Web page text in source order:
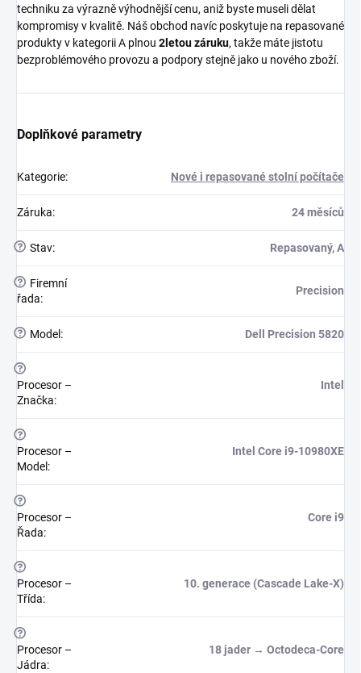
techniku za výrazně výhodnější cenu, aniž byste museli dělat
kompromisy v kvalitě. Náš obchod navíc poskytuje na repasované
produkty v kategorii A plnou 2letou záruku, takže máte jistotu
bezproblémového provozu a podpory stejně jako u nového zboží.
Doplňkové parametry
Kategorie: Nové i repasované stolní počítače
Záruka: 24 měsíců
? Stav: Repasovaný, A
?
Firemní
řada:
Precision
? Model : Dell Precision 5820
?
Procesor –
Značka:
Intel
?
Procesor –
Model :
Intel Core i9-10980XE
?
Procesor –
Řada:
Core i9
?
Procesor –
Třída:
10. generace (Cascade Lake-X)
?
Procesor –
Jádra:
18 jader → Octodeca-Core